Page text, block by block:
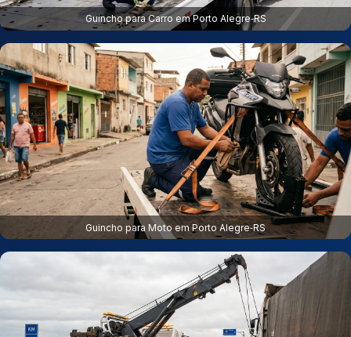
Guincho para Carro em Porto Alegre‑RS
Guincho para Moto em Porto Alegre‑RS